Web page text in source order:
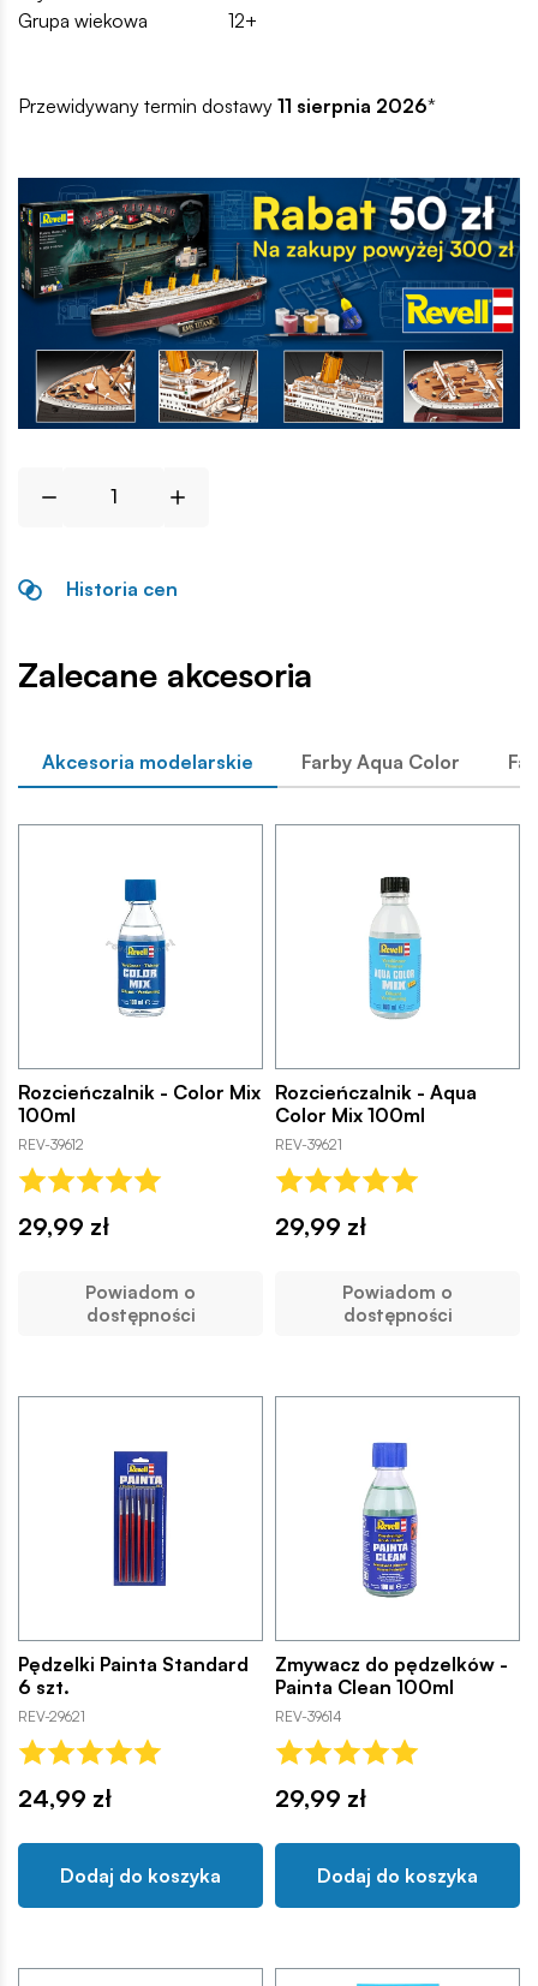
Grupa wiekowa
12+
Przewidywany termin dostawy 11 sierpnia 2026*
Historia cen
Zalecane akcesoria
Akcesoria modelarskie Farby Aqua Color
Rozcieńczalnik - Color Mix
100ml
REV-39612
29,99 zł
Powiadom o
dostępności
Rozcieńczalnik - Aqua
Color Mix 100ml
REV-39621
29,99 zł
Powiadom o
dostępności
Pędzelki Painta Standard
6 szt.
REV-29621
24,99 zł
Dodaj do koszyka
Zmywacz do pędzelków -
Painta Clean 100ml
REV-39614
29,99 zł
Dodaj do koszyka